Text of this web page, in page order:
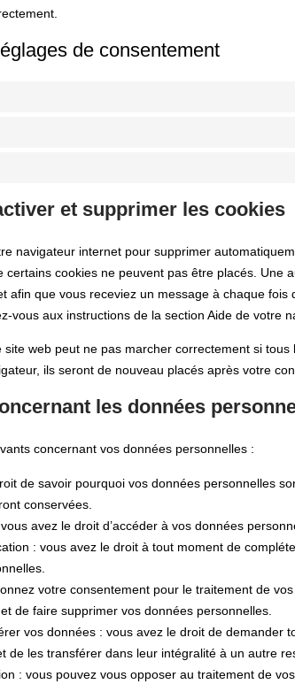
de consentement
et supprimer les cookies
navigateur internet pour supprimer
certains cookies ne peuvent pas être placés. Une
afin que vous receviez un message à chaque fois
vous aux instructions de la section Aide de votre
site web peut ne pas marcher correctement si
ils seront de nouveau placés après votre
les données
concernant vos données personnelles :
de savoir pourquoi vos données personnelles
conservées.
vous avez le droit d’accéder à vos données
: vous avez le droit à tout moment de
votre consentement pour le traitement de
de faire supprimer vos données personnelles.
vos données : vous avez le droit de demander
de les transférer dans leur intégralité à un autre
: vous pouvez vous opposer au traitement de